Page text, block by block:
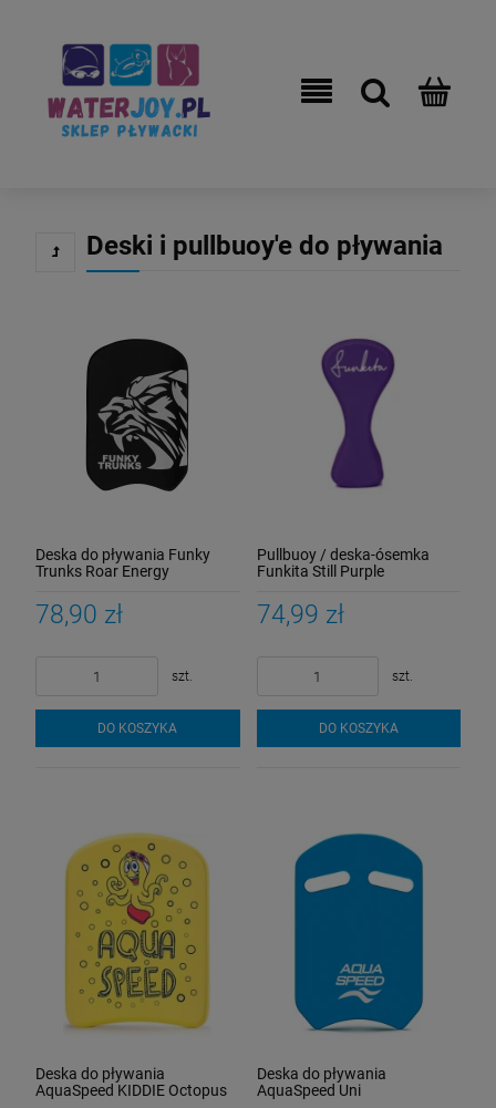
Deski i pullbuoy'e do pływania
Deska do pływania Funky
Trunks Roar Energy
78,90 zł
szt.
DO KOSZYKA
Pullbuoy / deska-ósemka
Funkita Still Purple
74,99 zł
szt.
DO KOSZYKA
Deska do pływania
AquaSpeed KIDDIE Octopus
Deska do pływania
AquaSpeed Uni